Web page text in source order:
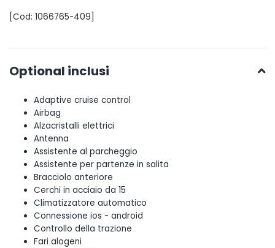
[Cod: 1066765-409]
Optional inclusi
Adaptive cruise control
Airbag
Alzacristalli elettrici
Antenna
Assistente al parcheggio
Assistente per partenze in salita
Bracciolo anteriore
Cerchi in acciaio da 15
Climatizzatore automatico
Connessione ios - android
Controllo della trazione
Fari alogeni